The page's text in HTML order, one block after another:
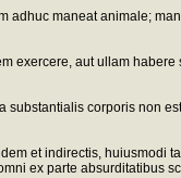
maneat animale;
aut ullam
corporis non
et indirectis,
ex parte absurditatibus